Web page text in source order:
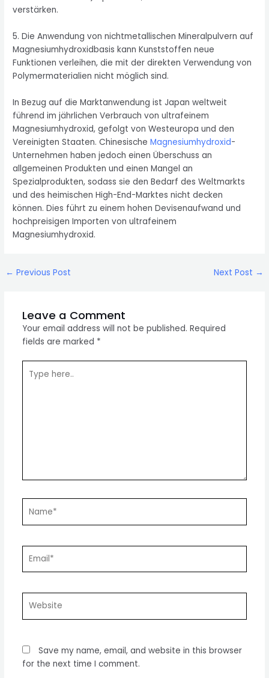
verstärken.
5. Die Anwendung von nichtmetallischen Mineralpulvern auf
Magnesiumhydroxidbasis kann Kunststoffen neue
Funktionen verleihen, die mit der direkten Verwendung von
Polymermaterialien nicht möglich sind.
In Bezug auf die Marktanwendung ist Japan weltweit
führend im jährlichen Verbrauch von ultrafeinem
Magnesiumhydroxid, gefolgt von Westeuropa und den
Vereinigten Staaten. ChinesischeMagnesiumhydroxid-
Unternehmen haben jedoch einen Überschuss an
allgemeinen Produkten und einen Mangel an
Spezialprodukten, sodass sie den Bedarf des Weltmarkts
und des heimischen High-End-Marktes nicht decken
können. Dies führt zu einem hohen Devisenaufwand und
hochpreisigen Importen von ultrafeinem
Magnesiumhydroxid.
Post
← Previous Post Next Post →
Leave a Comment
Your email address will not be published. Required
fields are marked *
here..
Save my name, email, and website in this browser
for the next time I comment.